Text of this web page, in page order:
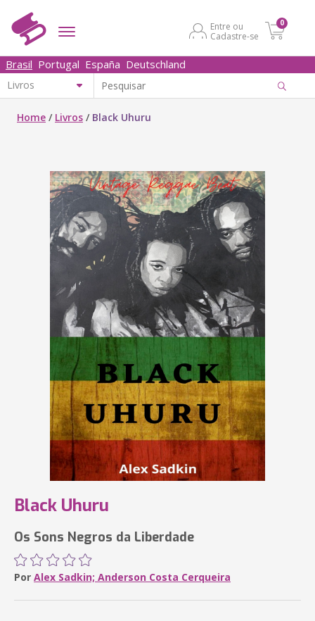
Entre ou
Cadastre-se
0
Brasil Portugal España Deutschland
Home / Livros / Black Uhuru
Black Uhuru
Os Sons Negros da Liberdade
Por Alex Sadkin; Anderson Costa Cerqueira